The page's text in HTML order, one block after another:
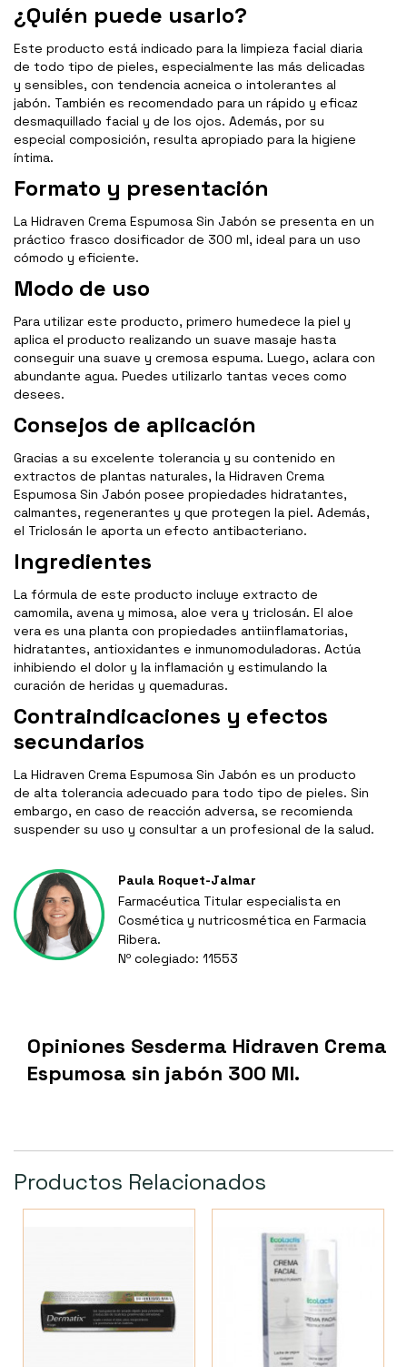
¿Quién puede usarlo?
Este producto está indicado para la limpieza facial diaria
de todo tipo de pieles, especialmente las más delicadas
y sensibles, con tendencia acneica o intolerantes al
jabón. También es recomendado para un rápido y eficaz
desmaquillado facial y de los ojos. Además, por su
especial composición, resulta apropiado para la higiene
íntima.
Formato y presentación
La Hidraven Crema Espumosa Sin Jabón se presenta en un
práctico frasco dosificador de 300 ml, ideal para un uso
cómodo y eficiente.
Modo de uso
Para utilizar este producto, primero humedece la piel y
aplica el producto realizando un suave masaje hasta
conseguir una suave y cremosa espuma. Luego, aclara con
abundante agua. Puedes utilizarlo tantas veces como
desees.
Consejos de aplicación
Gracias a su excelente tolerancia y su contenido en
extractos de plantas naturales, la Hidraven Crema
Espumosa Sin Jabón posee propiedades hidratantes,
calmantes, regenerantes y que protegen la piel. Además,
el Triclosán le aporta un efecto antibacteriano.
Ingredientes
La fórmula de este producto incluye extracto de
camomila, avena y mimosa, aloe vera y triclosán. El aloe
vera es una planta con propiedades antiinflamatorias,
hidratantes, antioxidantes e inmunomoduladoras. Actúa
inhibiendo el dolor y la inflamación y estimulando la
curación de heridas y quemaduras.
Contraindicaciones y efectos
secundarios
La Hidraven Crema Espumosa Sin Jabón es un producto
de alta tolerancia adecuado para todo tipo de pieles. Sin
embargo, en caso de reacción adversa, se recomienda
suspender su uso y consultar a un profesional de la salud.
Paula Roquet-Jalmar
Farmacéutica Titular especialista en
Cosmética y nutricosmética en Farmacia
Ribera.
Nº colegiado: 11553
Opiniones Sesderma Hidraven Crema
Espumosa sin jabón 300 Ml.
Productos Relacionados